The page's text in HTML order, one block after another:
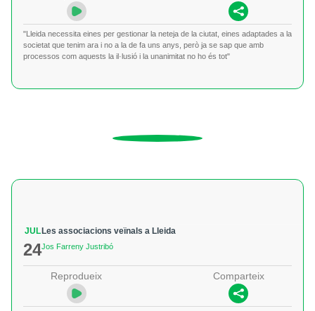
"Lleida necessita eines per gestionar la neteja de la ciutat, eines adaptades a la
societat que tenim ara i no a la de fa uns anys, però ja se sap que amb
processos com aquests la il·lusió i la unanimitat no ho és tot"
JUL
24
Les associacions veïnals a Lleida
Jos Farreny Justribó
Reprodueix Comparteix